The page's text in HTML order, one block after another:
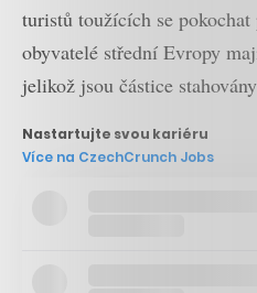
turistů toužících se
obyvatelé střední Evropy
jelikož jsou částice
Nastartujte svou kariéru
Více na CzechCrunch Jobs